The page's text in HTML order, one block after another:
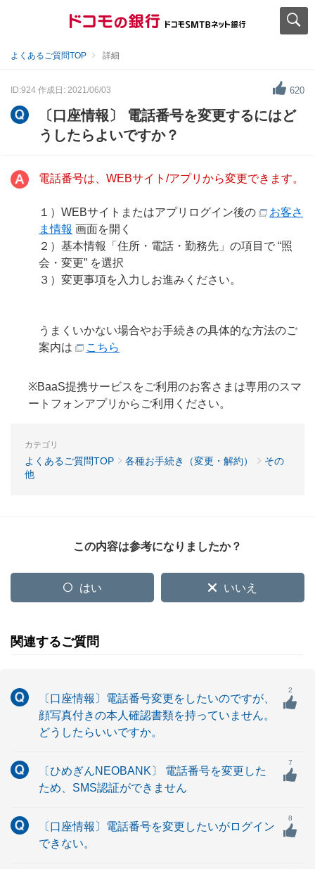
よくあるご質問TOP 詳細
ID:924 作成日: 2021/06/03 620
〔口座情報〕 電話番号を変更するにはど
うしたらよいですか？
電話番号は、WEBサイト/アプリから変更できます。
１）WEBサイトまたはアプリログイン後の
お客さ
ま情報 画面を開く
２）基本情報「住所・電話・勤務先」の項目で “照
会・変更” を選択
３）変更事項を入力しお進みください。
うまくいかない場合やお手続きの具体的な方法のご
案内は
こちら
※BaaS提携サービスをご利用のお客さまは専用のスマ
ートフォンアプリからご利用ください。
カテゴリ
よくあるご質問TOP 各種お手続き（変更・解約）
その
他
この内容は参考になりましたか？
はい いいえ
関連するご質問
〔口座情報〕電話番号変更をしたいのですが、
顔写真付きの本人確認書類を持っていません。
どうしたらいいですか。
2
〔ひめぎんNEOBANK〕 電話番号を変更した
ため、SMS認証ができません
7
〔口座情報〕電話番号を変更したいがログイン
できない。
8